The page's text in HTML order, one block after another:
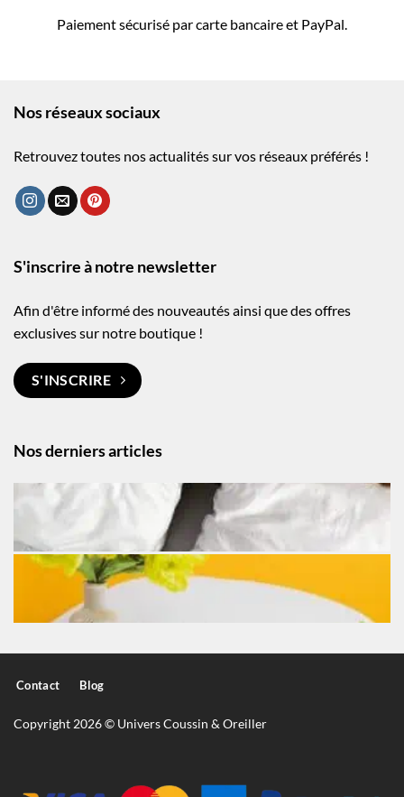
Paiement sécurisé par carte bancaire et PayPal.
Nos réseaux sociaux
Retrouvez toutes nos actualités sur vos réseaux préférés !
Nos derniers articles
S'inscrire à notre newsletter
Afin d'être informé des nouveautés ainsi que des offres
exclusives sur notre boutique !
S'INSCRIRE
Contact Blog
Copyright 2026 © Univers Coussin & Oreiller